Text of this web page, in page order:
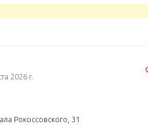
2026 г.
Рокоссовского, 31